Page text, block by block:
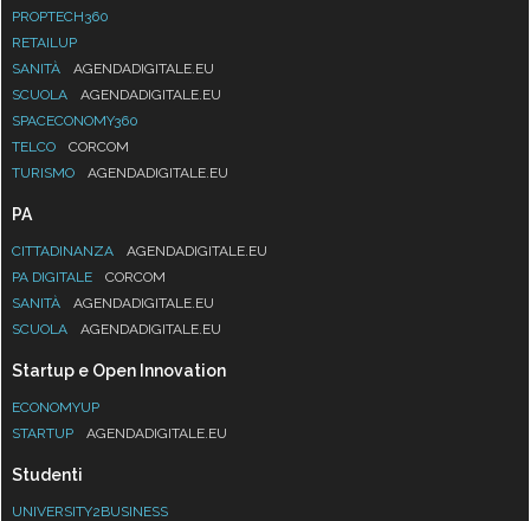
PROPTECH360
RETAILUP
SANITÀ
AGENDADIGITALE.EU
SCUOLA
AGENDADIGITALE.EU
SPACECONOMY360
TELCO
CORCOM
TURISMO
AGENDADIGITALE.EU
PA
CITTADINANZA
AGENDADIGITALE.EU
PA DIGITALE
CORCOM
SANITÀ
AGENDADIGITALE.EU
SCUOLA
AGENDADIGITALE.EU
Startup e Open Innovation
ECONOMYUP
STARTUP
AGENDADIGITALE.EU
Studenti
UNIVERSITY2BUSINESS